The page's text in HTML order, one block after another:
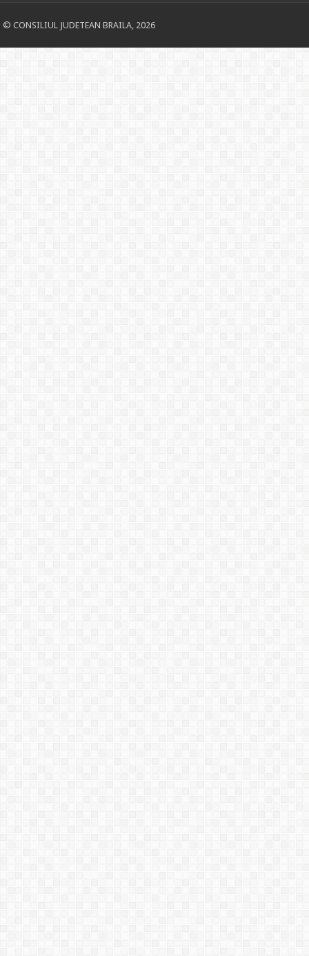
© CONSILIUL JUDETEAN BRAILA, 2026